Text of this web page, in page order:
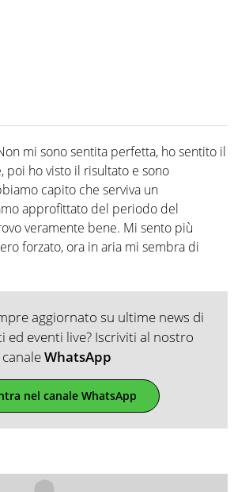
mi sono sentita perfetta, ho sentito il
ho visto il risultato e sono
capito che serviva un
approfittato del periodo del
veramente bene. Mi sento più
forzato, ora in aria mi sembra di
aggiornato su ultime news di
ed eventi live? Iscriviti al nostro
canaleWhatsApp
nel canale WhatsApp